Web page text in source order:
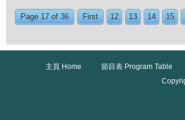
Page 17 of 36 First 12 13 14 15
主頁 Home 節目表 Program Table